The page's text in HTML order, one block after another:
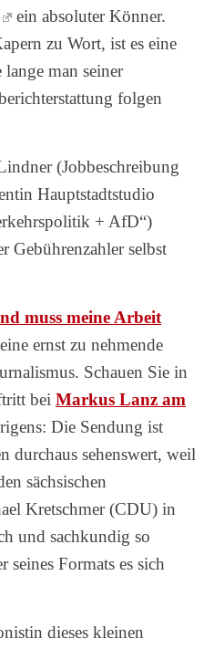
ein absoluter Könner.
zu Wort, ist es eine
man seiner
folgen
(Jobbeschreibung
Hauptstadtstudio
+ AfD“)
Gebührenzahler selbst
muss meine Arbeit
ernst zu nehmende
Schauen Sie in
bei Markus Lanz am
Die Sendung ist
durchaus sehenswert, weil
sächsischen
Kretschmer (CDU) in
und sachkundig so
Formats es sich
dieses kleinen